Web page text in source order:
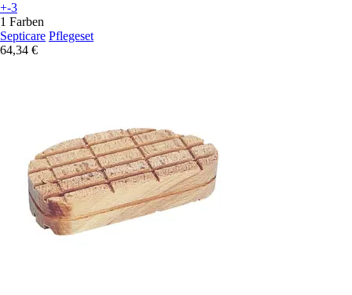
+-3
1 Farben
Septicare Pflegeset
64,34 €